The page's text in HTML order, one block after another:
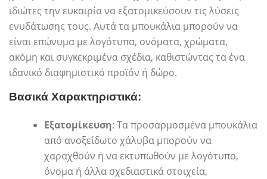
ιδιώτες την ευκαιρία να εξατομικεύσουν τις λύσεις
ενυδάτωσης τους. Αυτά τα μπουκάλια μπορούν να
είναι επώνυμα με λογότυπα, ονόματα, χρώματα,
ακόμη και συγκεκριμένα σχέδια, καθιστώντας τα ένα
ιδανικό διαφημιστικό προϊόν ή δώρο.
Βασικά Χαρακτηριστικά:
Εξατομίκευση: Τα προσαρμοσμένα μπουκάλια
από ανοξείδωτο χάλυβα μπορούν να
χαραχθούν ή να εκτυπωθούν με λογότυπο,
όνομα ή άλλα σχεδιαστικά στοιχεία,